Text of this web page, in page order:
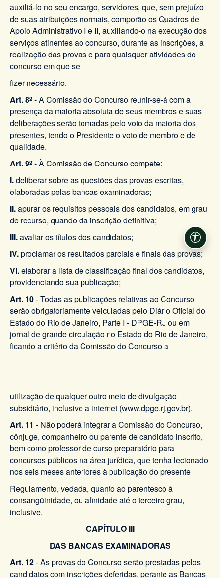
auxiliá-lo no seu encargo, servidores, que, sem prejuízo
de suas atribuições normais, comporão os Quadros de
Apoio Administrativo I e II, auxiliando-o na execução dos
serviços atinentes ao concurso, durante as inscrições, a
realização das provas e para quaisquer atividades do
concurso em que se
fizer necessário.
Art. 8º- A Comissão do Concurso reunir-se-á com a
presença da maioria absoluta de seus membros e suas
deliberações serão tomadas pelo voto da maioria dos
presentes, tendo o Presidente o voto de membro e de
qualidade.
Art. 9º- À Comissão de Concurso compete:
I.deliberar sobre as questões das provas escritas,
elaboradas pelas bancas examinadoras;
II.apurar os requisitos pessoais dos candidatos, em grau
de recurso, quando da inscrição definitiva;
III.avaliar os títulos dos candidatos;
IV.proclamar os resultados parciais e finais das provas;
VI.elaborar a lista de classificação final dos candidatos,
providenciando sua publicação;
Art. 10- Todas as publicações relativas ao Concurso
serão obrigatoriamente veiculadas pelo Diário Oficial do
Estado do Rio de Janeiro, Parte I - DPGE-RJ ou em
jornal de grande circulação no Estado do Rio de Janeiro,
ficando a critério da Comissão do Concurso a
utilização de qualquer outro meio de divulgação
subsidiário, inclusive a internet (www.dpge.rj.gov.br).
Art. 11 - Não poderá integrar a Comissão do Concurso,
cônjuge, companheiro ou parente de candidato inscrito,
bem como professor de curso preparatório para
concursos públicos na área jurídica, que tenha lecionado
nos seis meses anteriores à publicação do presente
Regulamento, vedada, quanto ao parentesco à
consangüinidade, ou afinidade até o terceiro grau,
inclusive.
CAPÍTULO III
DAS BANCAS EXAMINADORAS
Art. 12- As provas do Concurso serão prestadas pelos
candidatos com inscrições deferidas, perante as Bancas